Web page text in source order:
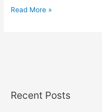
La
lui
Read More »
Recent Posts